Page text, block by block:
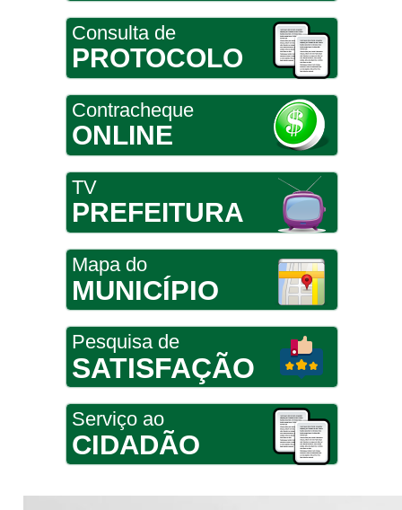
Consulta de
PROTOCOLO
Contracheque
ONLINE
TV
PREFEITURA
Mapa do
MUNICÍPIO
Pesquisa de
SATISFAÇÃO
Serviço ao
CIDADÃO